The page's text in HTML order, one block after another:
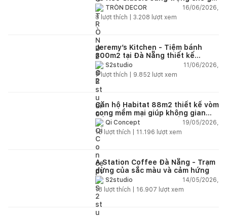
đình trẻ
TRÒN DECOR
16/06/2026,
8 lượt thích | 3.208 lượt xem
Jeremy’s Kitchen - Tiệm bánh
300m2 tại Đà Nẵng thiết kế
phong cách công nghiệp hiện đại
ngập tràn ánh sáng tự nhiên
S2studio
11/06/2026,
7lượt thích | 9.852 lượt xem
Căn hộ Habitat 88m2 thiết kế vòm
cong mềm mại giúp không gian
sống hiện đại trở nên ấm áp hơn
Qi Concept
19/05/2026,
15 lượt thích | 11.196 lượt xem
A Station Coffee Đà Nẵng - Trạm
dừng của sắc màu và cảm hứng
S2studio
14/05/2026,
18 lượt thích | 16.907 lượt xem